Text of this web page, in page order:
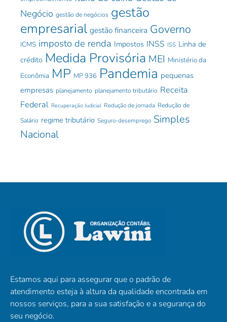
Negócio gestão de negócios gestão
empresarial gestão financeira Governo
ICMS imposto de renda Impostos INSS ISS Linha de
crédito Medida Provisória MEI Ministério da
Econômia MP MP 936 Pandemia pequenas
empresas planejamento planejamento tributário Receita
Federal Recuperação Judicial Redução de jornada Redução de
Salário regime tributário Seguro-desemprego Simples
Nacional
Estamos aqui para assegurar que o padrão de
atendimento esteja à altura da qualidade encontrada em
nossos serviços, para a sua satisfação e a segurança do
seu negócio.